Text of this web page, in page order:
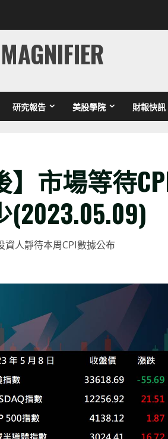
研究報告 美股學院 財報快訊
】市場等待
資人靜待本周CPI數據公布